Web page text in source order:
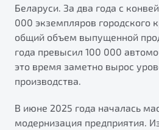
Беларуси. За два года с
000 экземпляров городского
общий объем выпущенной
года превысил 100 000
это время заметно вырос
производства.
В июне 2025 года началась
модернизация предприятия.